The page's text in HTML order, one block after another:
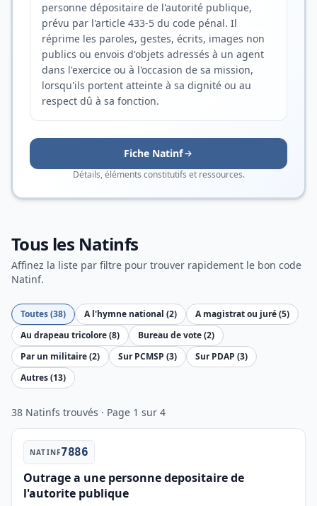
personne dépositaire de l'autorité publique,
prévu par l'article 433-5 du code pénal. Il
réprime les paroles, gestes, écrits, images non
publics ou envois d'objets adressés à un agent
dans l'exercice ou à l'occasion de sa mission,
lorsqu'ils portent atteinte à sa dignité ou au
respect dû à sa fonction.
Fiche Natinf
Détails, éléments constitutifs et ressources.
Tous les Natinfs
Affinez la liste par filtre pour trouver rapidement le bon code
Natinf.
Toutes (38) A l'hymne national (2)
A magistrat ou juré (5)
Au drapeau tricolore (8)
Bureau de vote (2)
Par un militaire (2)
Sur PCMSP (3)
Sur PDAP (3)
Autres (13)
38 Natinfs trouvés · Page 1 sur 4
NATINF7886
Outrage a une personne depositaire de
l'autorite publique